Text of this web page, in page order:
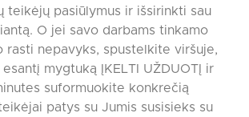
teikėjų pasiūlymus ir išsirinkti sau
O jei savo darbams tinkamo
rasti nepavyks, spustelkite viršuje,
mygtuką ĮKELTI UŽDUOTĮ ir
suformuokite konkrečią
patys su Jumis susisieks su